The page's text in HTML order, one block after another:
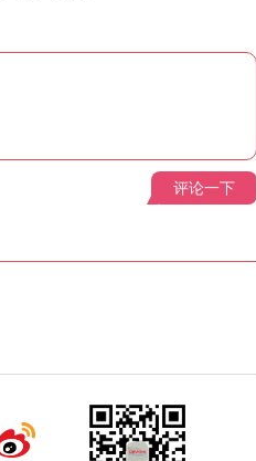
评论一下